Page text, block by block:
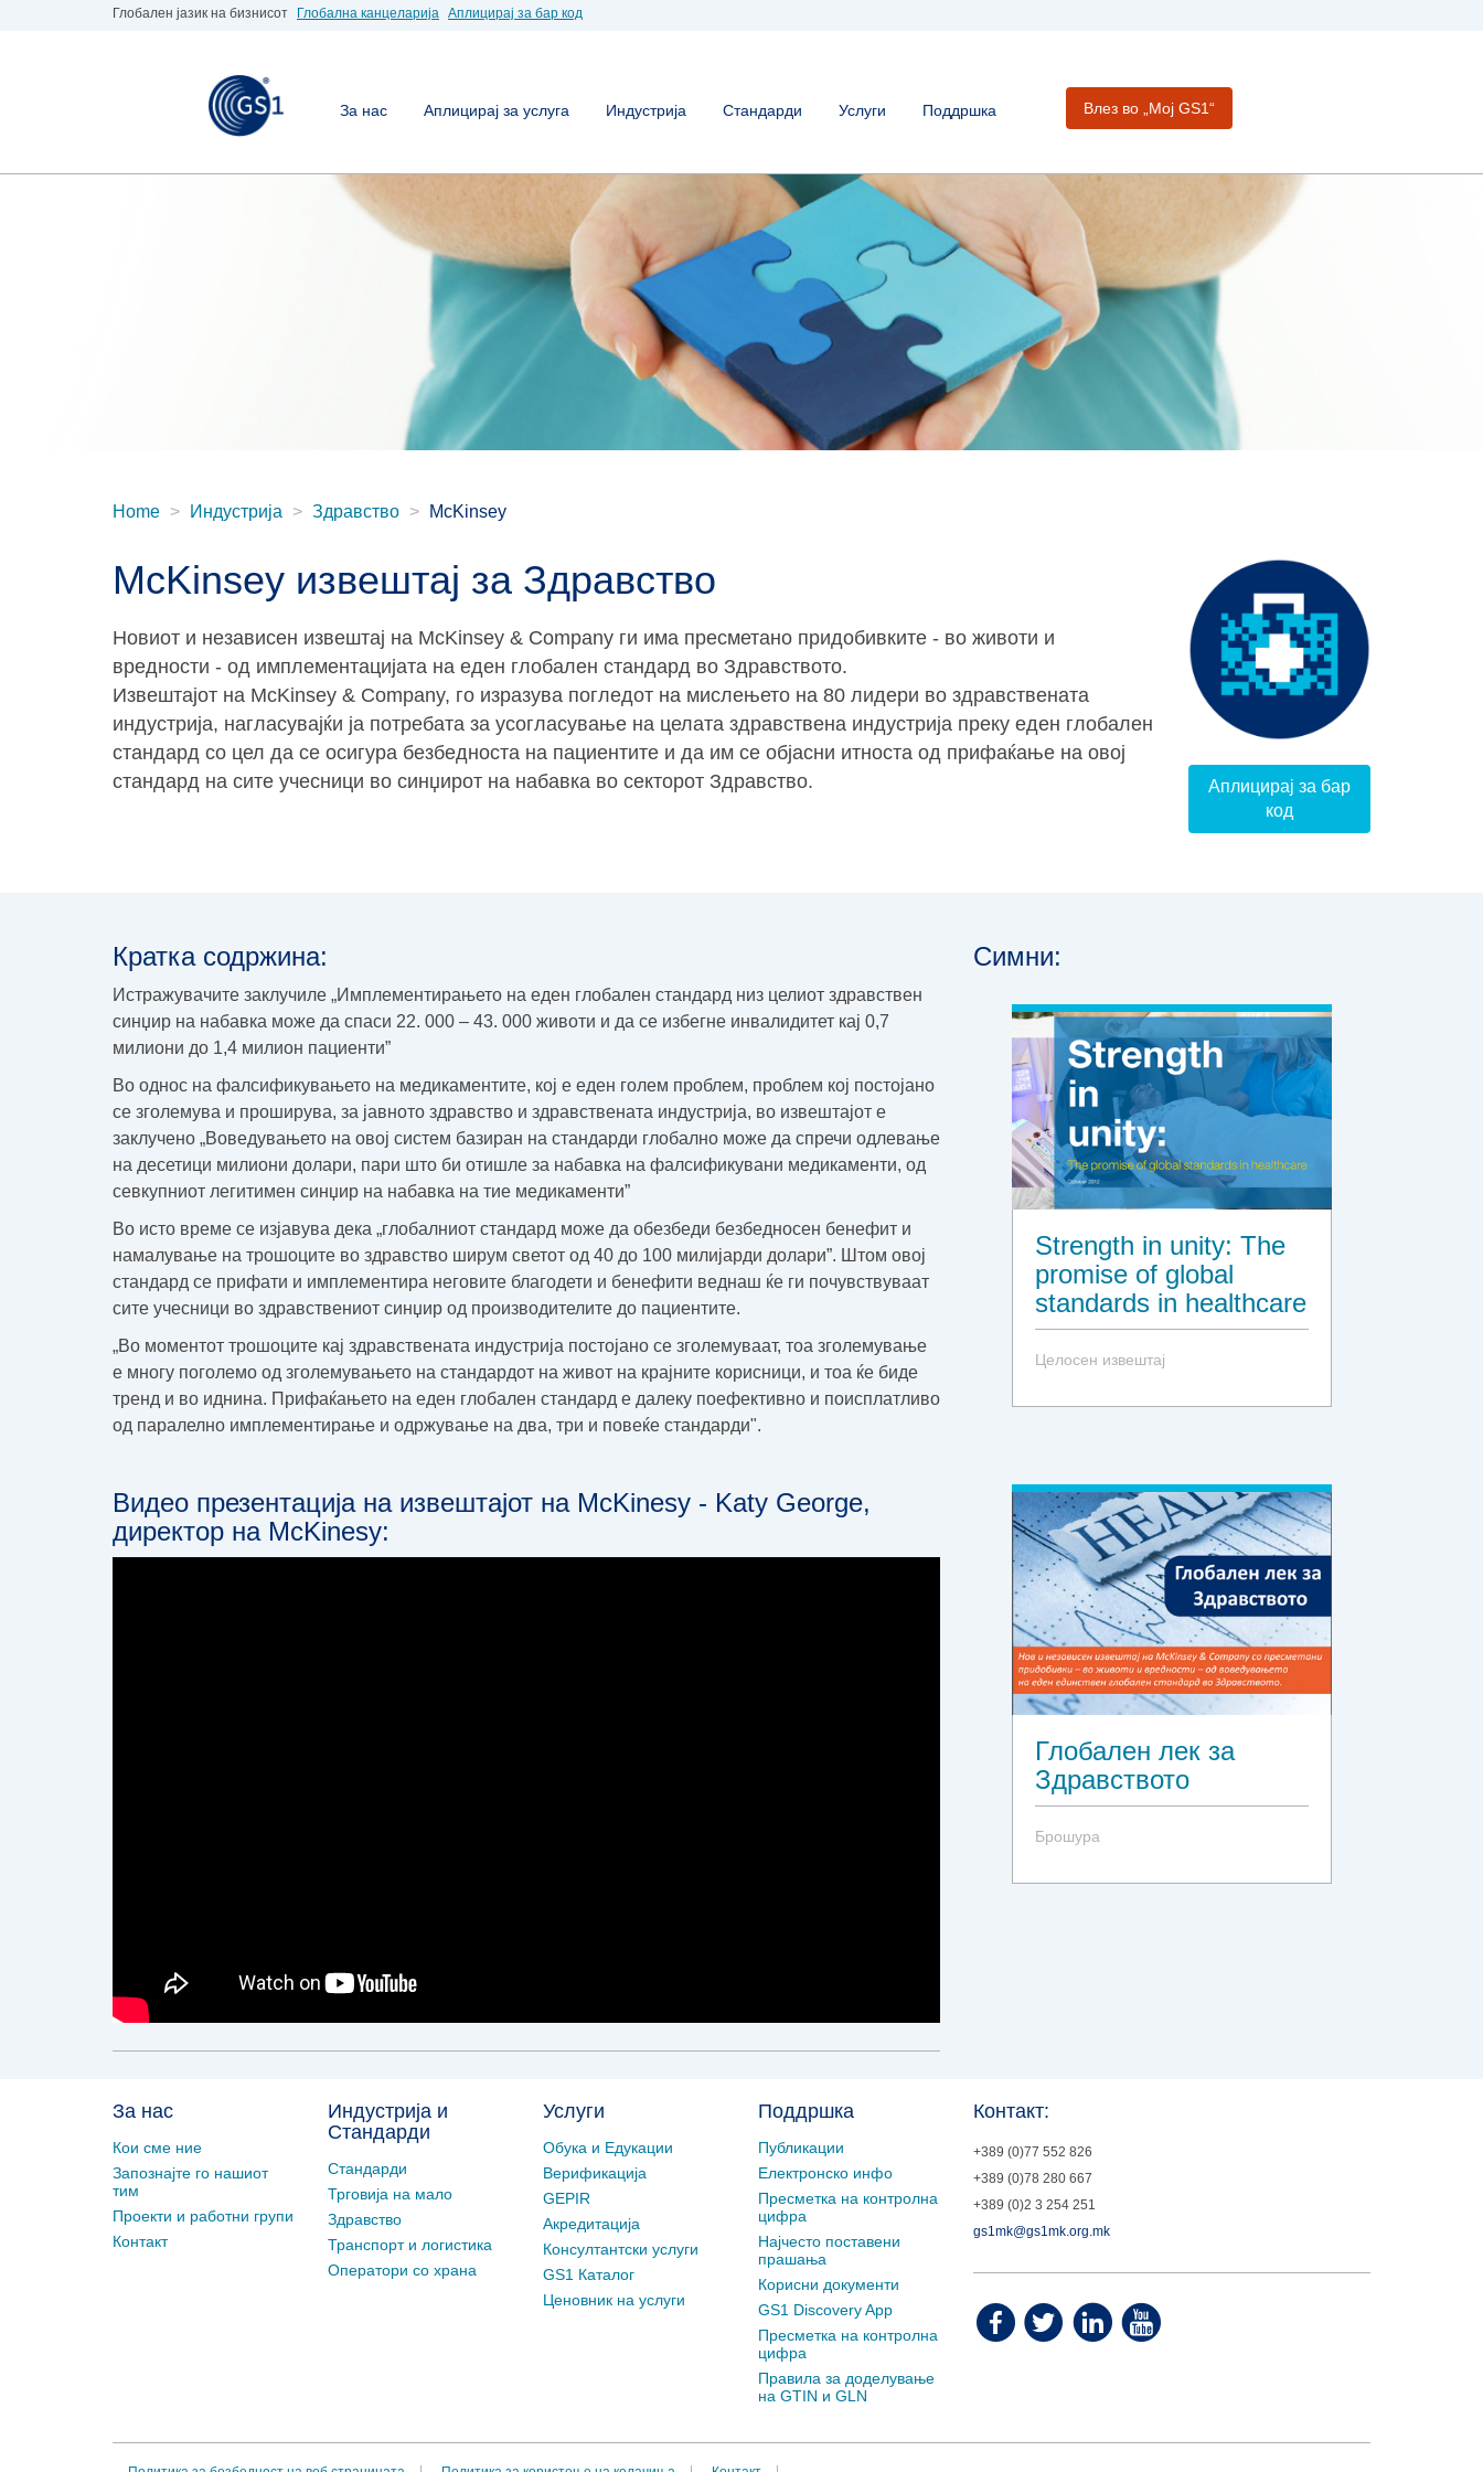
Глобален јазик на бизнисот Глобална канцеларија Аплицирај за бар код
За нас Аплицирај за услуга Индустрија Стандарди Услуги Поддршка Влез во „Moj GS1“
Home Индустрија Здравство McKinsey
McKinsey извештај за Здравство
Новиот и независен извештај на McKinsey & Company ги има пресметано придобивките - во животи и
вредности - од имплементацијата на еден глобален стандард во Здравството.
Извештајот на McKinsey & Company, го изразува погледот на мислењето на 80 лидери во здравствената
индустрија, нагласувајќи ја потребата за усогласување на целата здравствена индустрија преку еден глобален
стандард со цел да се осигура безбедноста на пациентите и да им се објасни итноста од прифаќање на овој
стандард на сите учесници во синџирот на набавка во секторот Здравство.
Аплицирај за бар
код
Кратка содржина:
Истражувачите заклучиле „Имплементирањето на еден глобален стандард низ целиот здравствен
синџир на набавка може да спаси 22. 000 – 43. 000 животи и да се избегне инвалидитет кај 0,7
милиони до 1,4 милион пациенти”
Во однос на фалсификувањето на медикаментите, кој е еден голем проблем, проблем кој постојано
се зголемува и проширува, за јавното здравство и здравствената индустрија, во извештајот е
заклучено „Воведувањето на овој систем базиран на стандарди глобално може да спречи одлевање
на десетици милиони долари, пари што би отишле за набавка на фалсификувани медикаменти, од
севкупниот легитимен синџир на набавка на тие медикаменти”
Во исто време се изјавува дека „глобалниот стандард може да обезбеди безбедносен бенефит и
намалување на трошоците во здравство ширум светот од 40 до 100 милијарди долари”. Штом овој
стандард се прифати и имплементира неговите благодети и бенефити веднаш ќе ги почувствуваат
сите учесници во здравствениот синџир од производителите до пациентите.
„Во моментот трошоците кај здравствената индустрија постојано се зголемуваат, тоа зголемување
е многу поголемо од зголемувањето на стандардот на живот на крајните корисници, и тоа ќе биде
тренд и во иднина. Прифаќањето на еден глобален стандард е далеку поефективно и поисплатливо
од паралелно имплементирање и одржување на два, три и повеќе стандарди".
Видео презентација на извештајот на McKinesy - Katy George,
директор на McKinesy:
Симни:
Strength in unity: The
promise of global
standards in healthcare
Целосен извештај
Глобален лек за
Здравството
Брошура
За нас
Кои сме ние
Запознајте го нашиот
тим
Проекти и работни групи
Контакт
Индустрија и
Стандарди
Стандарди
Трговија на мало
Здравство
Транспорт и логистика
Оператори со храна
Услуги
Обука и Едукации
Верификација
GEPIR
Акредитација
Консултантски услуги
GS1 Каталог
Ценовник на услуги
Поддршка
Публикации
Електронско инфо
Пресметка на контролна
цифра
Најчесто поставени
прашања
Корисни документи
GS1 Discovery App
Пресметка на контролна
цифра
Правила за доделување
на GTIN и GLN
Контакт:
+389 (0)77 552 826
+389 (0)78 280 667
+389 (0)2 3 254 251
gs1mk@gs1mk.org.mk